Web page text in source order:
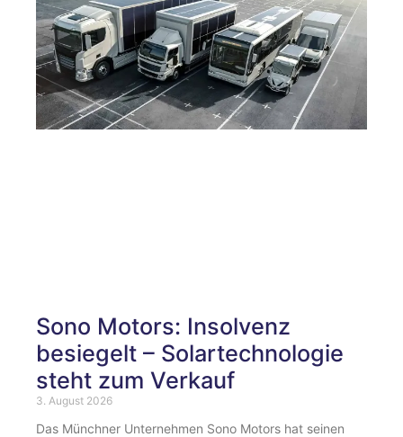
Sono Motors: Insolvenz
besiegelt – Solartechnologie
steht zum Verkauf
3. August 2026
Das Münchner Unternehmen Sono Motors hat seinen